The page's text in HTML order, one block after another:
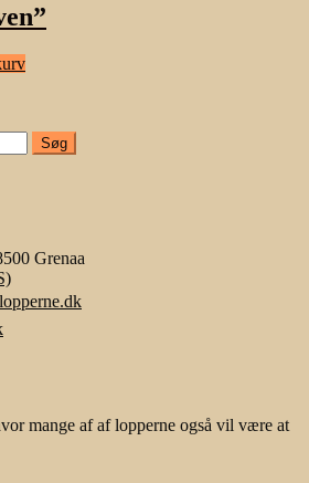
Grenaa
mange af af lopperne også vil være at